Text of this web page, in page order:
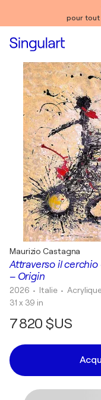
pour tout
Attraverso il
– Origin
Maurizio Castagna
2026 • Italie •
31 x 39 in
7 820 $US